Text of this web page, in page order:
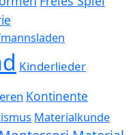
Kinderlieder
Kontinente
Materialkunde